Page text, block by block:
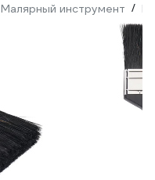
Малярный инструмент /